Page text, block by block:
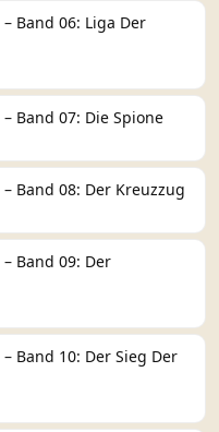
– Band 06: Liga Der
– Band 07: Die Spione
– Band 08: Der Kreuzzug
– Band 09: Der
– Band 10: Der Sieg Der